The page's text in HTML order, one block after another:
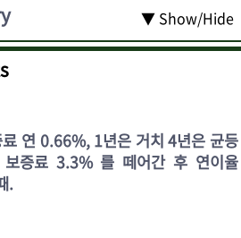
▼ Show/Hide
연 0.66%, 1년은 거치 4년은 균등
증료 3.3% 를 떼어간 후 연이율
.